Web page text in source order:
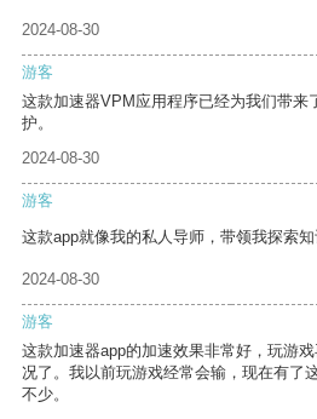
2024-08-30
游客
这款加速器VPM应用程序已经为我们带来
护。
2024-08-30
游客
这款app就像我的私人导师，带领我探索知
2024-08-30
游客
这款加速器app的加速效果非常好，玩游
况了。我以前玩游戏经常会输，现在有了
不少。